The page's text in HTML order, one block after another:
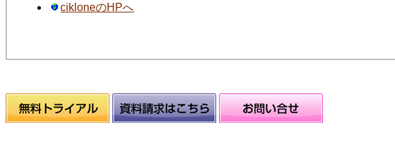
cikloneのHPへ